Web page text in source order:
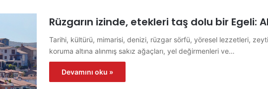
Rüzgarın izinde, etekleri taş dolu bir Egeli:
Tarihi, kültürü, mimarisi, denizi, rüzgar sörfü, yöresel lezzetleri,
koruma altına alınmış sakız ağaçları, yel değirmenleri ve…
Devamını oku »